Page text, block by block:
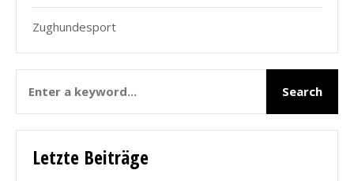
Zughundesport
Letzte Beiträge